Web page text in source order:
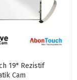
19" Rezistif
Cam